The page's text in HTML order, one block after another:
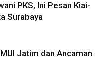
PKS, Ini Pesan Kiai-
Surabaya
Jatim dan Ancaman